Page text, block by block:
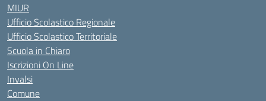
MIUR
Ufficio Scolastico Regionale
Ufficio Scolastico Territoriale
Scuola in Chiaro
Iscrizioni On Line
Invalsi
Comune